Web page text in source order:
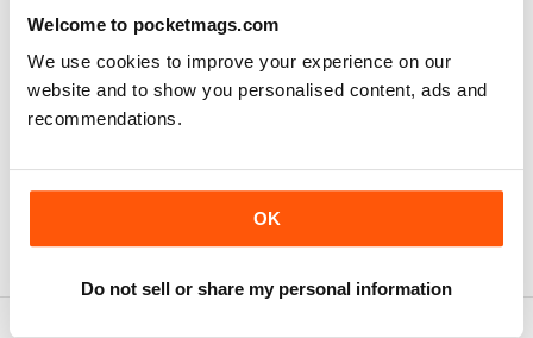
Welcome to pocketmags.com
We use cookies to improve your experience on our
website and to show you personalised content, ads and
recommendations.
OK
Do not sell or share my personal information
Railway Modeller
€71.88Risparmiare17%